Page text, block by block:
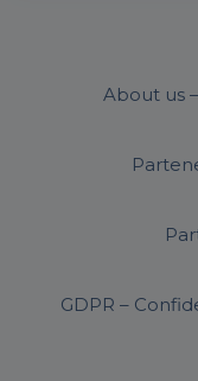
About us
GDPR –